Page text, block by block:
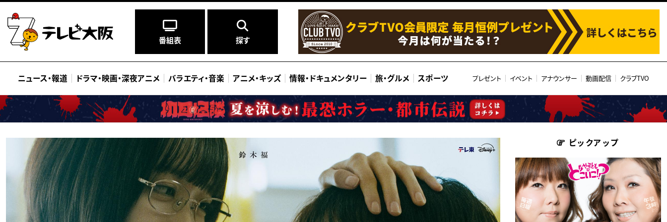
番組表 探す
ニュース・報道 ドラマ・映画・深夜アニメ バラエティ・音楽 アニメ・キッズ 情報・ ドキュメンタリー 旅・グルメ スポーツ プレゼント イベント アナウンサー 動画配信 クラブTVO
ピックアップ